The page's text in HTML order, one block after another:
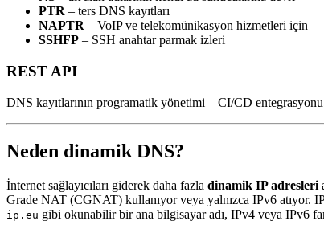
PTR – ters DNS kayıtları
NAPTR – VoIP ve telekomünikasyon hizmetleri için
SSHFP – SSH anahtar parmak izleri
REST API
DNS kayıtlarının programatik yönetimi – CI/CD
Neden dinamik DNS?
İnternet sağlayıcıları giderek daha fazla dinamik IP adresleri
Grade NAT (CGNAT) kullanıyor veya yalnızca IPv6 atıyor.
ip.eu gibi okunabilir bir ana bilgisayar adı, IPv4 veya IPv6